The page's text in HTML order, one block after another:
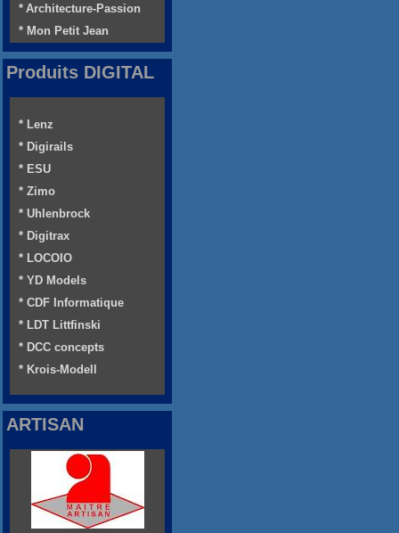
* Architecture-Passion
* Mon Petit Jean
Produits DIGITAL
* Lenz
* Digirails
* ESU
* Zimo
* Uhlenbrock
* Digitrax
* LOCOIO
* YD Models
* CDF Informatique
* LDT Littfinski
* DCC concepts
* Krois-Modell
ARTISAN